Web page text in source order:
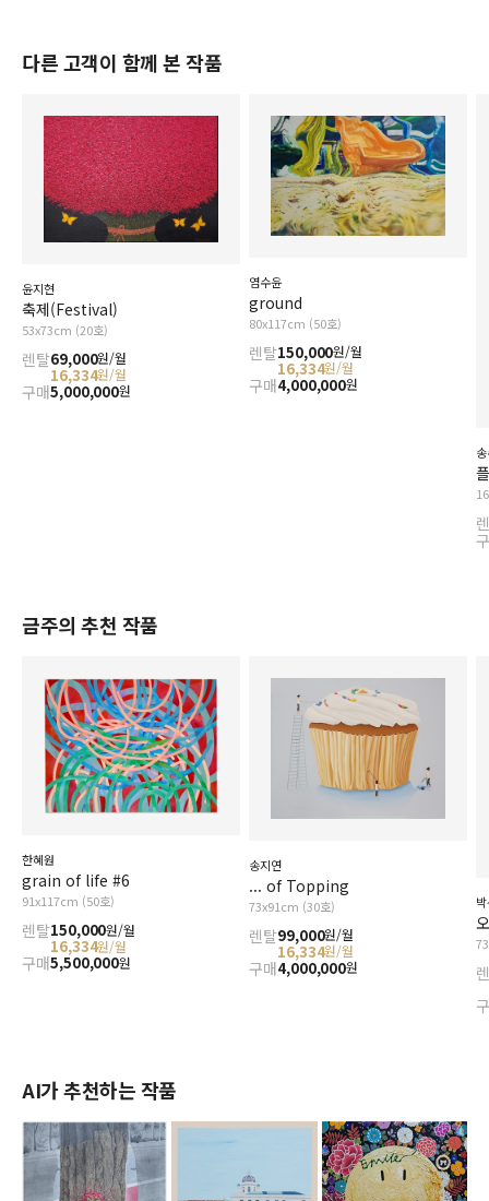
다른 고객이 함께 본 작품
윤지현
축제(Festival)
53x73cm (20호)
렌탈69,000원/월
16,334원/월
구매5,000,000원
염수윤
ground
80x117cm (50호)
렌탈150,000원/월
16,334원/월
구매4,000,000원
금주의 추천 작품
한혜원
grain of life #6
91x117cm (50호)
렌탈150,000원/월
16,334원/월
구매5,500,000원
송지연
... of Topping
73x91cm (30호)
렌탈99,000원/월
16,334원/월
구매4,000,000원
AI가 추천하는 작품